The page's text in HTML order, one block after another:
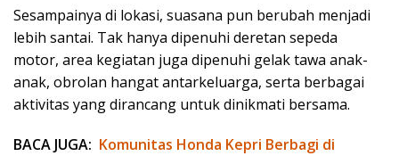
Sesampainya di lokasi, suasana pun berubah menjadi
lebih santai. Tak hanya dipenuhi deretan sepeda
motor, area kegiatan juga dipenuhi gelak tawa anak-
anak, obrolan hangat antarkeluarga, serta berbagai
aktivitas yang dirancang untuk dinikmati bersama.
BACA JUGA: Komunitas Honda Kepri Berbagi di